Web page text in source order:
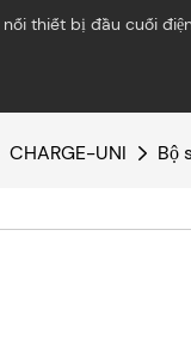
thiết bị đầu cuối
CHARGE-UNI Bộ